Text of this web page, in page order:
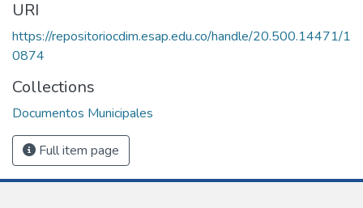
URI
https://repositoriocdim.esap.edu.co/handle/20.500.14471/1
0874
Collections
Documentos Municipales
Full item page